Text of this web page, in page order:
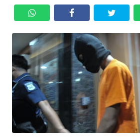
KRIMINAL
EKUIN
SAINS-TEKNO
KESEHATAN
INTERNASIONAL